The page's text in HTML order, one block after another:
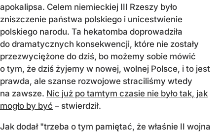
apokalipsa. Celem niemieckiej III Rzeszy było
zniszczenie państwa polskiego i unicestwienie
polskiego narodu. Ta hekatomba doprowadziła
do dramatycznych konsekwencji, które nie zostały
przezwyciężone do dziś, bo możemy sobie mówić
o tym, że dziś żyjemy w nowej, wolnej Polsce, i to jest
prawda, ale szanse rozwojowe straciliśmy wtedy
na zawsze. Nic już po tamtym czasie nie było tak, jak
mogło by być – stwierdził.
Jak dodał "trzeba o tym pamiętać, że właśnie II wojna